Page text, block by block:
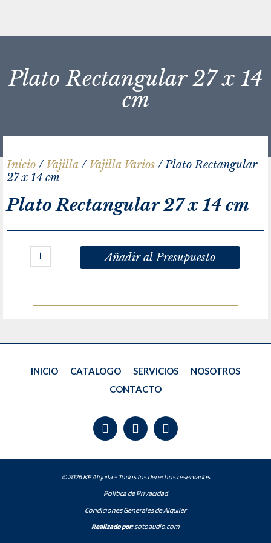
Plato Rectangular 27 x 14
cm
Inicio/ Vajilla/ Vajilla Varios/ Plato Rectangular
27 x 14 cm
Plato Rectangular 27 x 14 cm
Añadir al Presupuesto
INICIO CATALOGO SERVICIOS
NOSOTROS
CONTACTO
© 2026 KE Alquila - Todos los derechos reservados
Política de Privacidad
Condiciones Generales de Alquiler
Realizado por:sotoaudio.com